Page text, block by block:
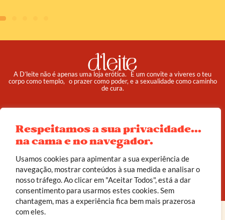
Respeitamos a sua privacidade...
na cama e no navegador.
Usamos cookies para apimentar a sua experiência de
navegação, mostrar conteúdos à sua medida e analisar o
nosso tráfego. Ao clicar em "Aceitar Todos", está a dar
consentimento para usarmos estes cookies. Sem
chantagem, mas a experiência fica bem mais prazerosa
com eles.
A D’leite não é apenas uma loja erótica. É um convite a viveres o teu
corpo como templo, o prazer como poder, e a sexualidade como caminho
de cura.
Reembolso e Devoluções
Termos e Condições
Sobre
Política de Privacidade
© 2025 d’leite. Todos os direitos reservados.
Feito com carinho porJoão Corrêa